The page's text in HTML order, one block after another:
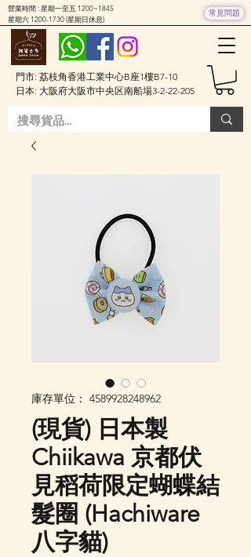
門市: 荔枝角香港工業中心B座1樓B7-10
日本: 大阪府大阪市中央区南船場3-2-22-205
營業時間 : 星期一至五 1200~1845
星期六 1200-1730(星期日休息)
常見問題
庫存單位： 4589928248962
(現貨) 日本製
Chiikawa 京都伏
見稻荷限定蝴蝶結
髮圈 (Hachiware
八字貓)